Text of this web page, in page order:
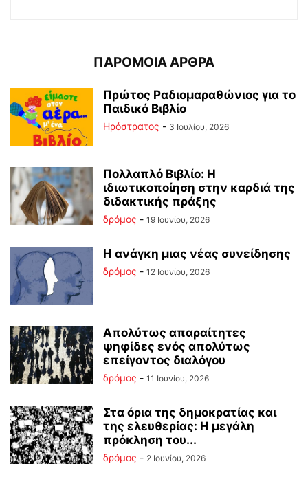
ΠΑΡΟΜΟΙΑ ΑΡΘΡΑ
Πρώτος Ραδιομαραθώνιος για το
Παιδικό Βιβλίο
Ηρόστρατος - 3 Ιουλίου, 2026
Πολλαπλό Βιβλίο: Η
ιδιωτικοποίηση στην καρδιά της
διδακτικής πράξης
δρόμος - 19 Ιουνίου, 2026
Η ανάγκη μιας νέας συνείδησης
δρόμος - 12 Ιουνίου, 2026
Απολύτως απαραίτητες
ψηφίδες ενός απολύτως
επείγοντος διαλόγου
δρόμος - 11 Ιουνίου, 2026
Στα όρια της δημοκρατίας και
της ελευθερίας: Η μεγάλη
πρόκληση του...
δρόμος - 2 Ιουνίου, 2026